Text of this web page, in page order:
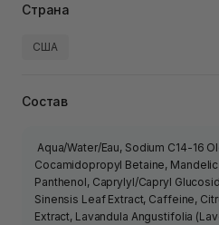
Страна
США
Состав
Aqua/Water/Eau, Sodium C14-16
Cocamidopropyl Betaine,
Panthenol, Caprylyl/Capryl
Sinensis Leaf Extract, Caffeine,
Extract, Lavandula Angustifolia